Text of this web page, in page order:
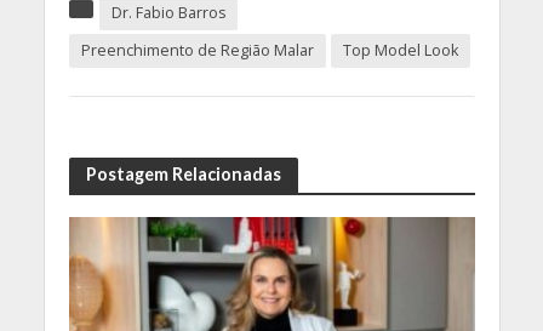
Dr. Fabio Barros
Preenchimento de Região Malar
Top Model Look
Postagem Relacionadas